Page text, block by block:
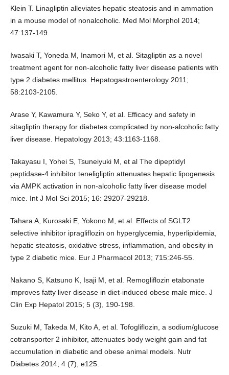
Klein T. Linagliptin alleviates hepatic steatosis and in ammation
in a mouse model of nonalcoholic. Med Mol Morphol 2014;
47:137-149.
Iwasaki T, Yoneda M, Inamori M, et al. Sitagliptin as a novel
treatment agent for non-alcoholic fatty liver disease patients with
type 2 diabetes mellitus. Hepatogastroenterology 2011;
58:2103-2105.
Arase Y, Kawamura Y, Seko Y, et al. Efficacy and safety in
sitagliptin therapy for diabetes complicated by non-alcoholic fatty
liver disease. Hepatology 2013; 43:1163-1168.
Takayasu I, Yohei S, Tsuneiyuki M, et al The dipeptidyl
peptidase-4 inhibitor teneligliptin attenuates hepatic lipogenesis
via AMPK activation in non-alcoholic fatty liver disease model
mice. Int J Mol Sci 2015; 16: 29207-29218.
Tahara A, Kurosaki E, Yokono M, et al. Effects of SGLT2
selective inhibitor ipragliflozin on hyperglycemia, hyperlipidemia,
hepatic steatosis, oxidative stress, inflammation, and obesity in
type 2 diabetic mice. Eur J Pharmacol 2013; 715:246-55.
Nakano S, Katsuno K, Isaji M, et al. Remogliflozin etabonate
improves fatty liver disease in diet-induced obese male mice. J
Clin Exp Hepatol 2015; 5 (3), 190-198.
Suzuki M, Takeda M, Kito A, et al. Tofogliflozin, a sodium/glucose
cotransporter 2 inhibitor, attenuates body weight gain and fat
accumulation in diabetic and obese animal models. Nutr
Diabetes 2014; 4 (7), e125.